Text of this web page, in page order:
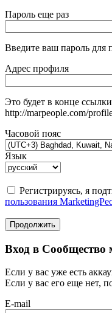
Пароль еще раз
Введите ваш пароль для
Адрес профиля
Это будет в конце
http://marpeople.com/
Часовой пояс
Язык
Регистрируясь, я
пользования
Продолжить
Вход в Сообщество
Если у вас уже есть
Если у вас его еще нет,
E-mail